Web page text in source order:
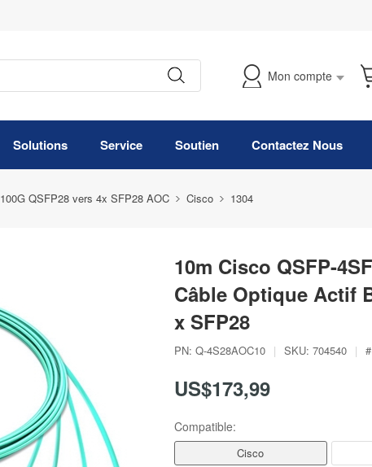
Mon compte
Solutions Service Soutien Contactez Nous
100G QSFP28 vers 4x SFP28 AOC Cisco 1304
10m Cisco QSFP-
Câble Optique Actif
x SFP28
PN: Q-4S28AOC10 | SKU: 704540 | #
US$173,99
Compatible:
Cisco